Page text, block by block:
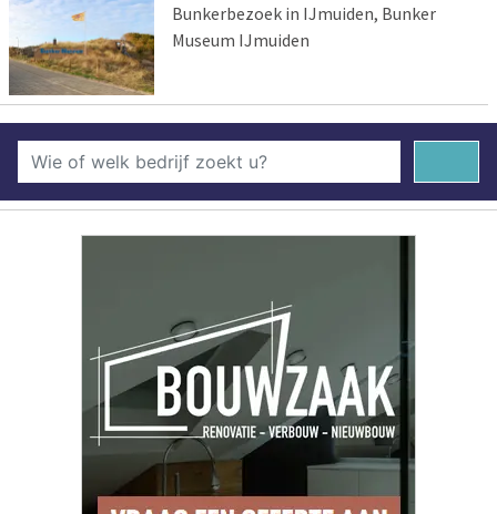
Bunkerbezoek in IJmuiden, Bunker
Museum IJmuiden